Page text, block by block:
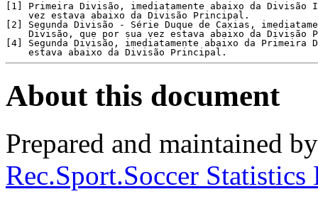
[1] Primeira Divisão, imediatamente abaixo da
    vez estava abaixo da Divisão Principal.
[2] Segunda Divisão - Série Duque de Caxias,
Divisão, que por sua vez estava abaixo da Divisão
[4] Segunda Divisão, imediatamente abaixo da
    estava abaixo da Divisão Principal.
About this document
Prepared and maintained
Rec.Sport.Soccer